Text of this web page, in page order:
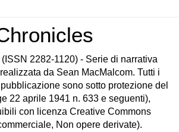
2282-1120) - Serie di narrativa
da Sean MacMalcom. Tutti i
sono sotto protezione del
22 aprile 1941 n. 633 e seguenti),
con licenza Creative Commons
Non opere derivate).